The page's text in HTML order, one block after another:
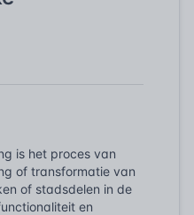
is het proces van
of transformatie van
of stadsdelen in de
en